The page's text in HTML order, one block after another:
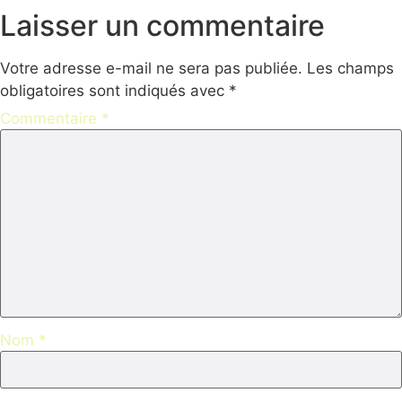
Laisser un commentaire
Votre adresse e-mail ne sera pas publiée. Les champs
obligatoires sont indiqués avec *
Commentaire *
Nom *